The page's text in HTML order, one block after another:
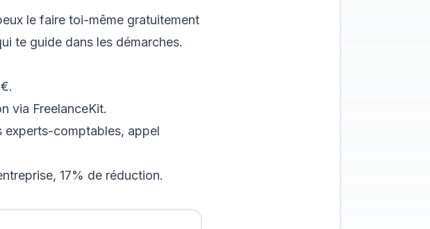
le faire toi-même gratuitement
te guide dans les démarches.
via FreelanceKit.
experts-comptables, appel
17% de réduction.